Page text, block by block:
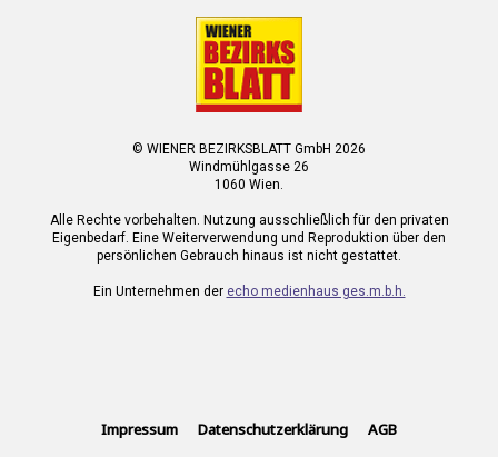
© WIENER BEZIRKSBLATT GmbH 2026
Windmühlgasse 26
1060 Wien.
Alle Rechte vorbehalten. Nutzung ausschließlich für den privaten
Eigenbedarf. Eine Weiterverwendung und Reproduktion über den
persönlichen Gebrauch hinaus ist nicht gestattet.
Ein Unternehmen der echo medienhaus ges.m.b.h.
Impressum Datenschutzerklärung AGB